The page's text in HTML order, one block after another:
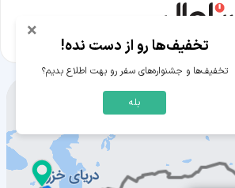
× تخفیف‌ها رو از دست نده!
تخفیف‌ها و جشنواره‌های سفر رو بهت اطلاع بدیم؟
بله